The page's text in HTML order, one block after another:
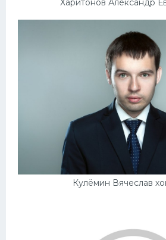
Харитонов Александр
Кулёмин Вячеслав